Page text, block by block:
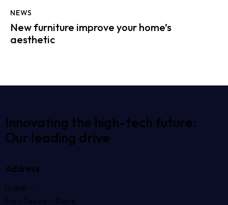
NEWS
New furniture improve your home’s
aesthetic
Innovating the high-tech future:
Our leading drive
Address
Dubai —
Port Saeed – Deira,